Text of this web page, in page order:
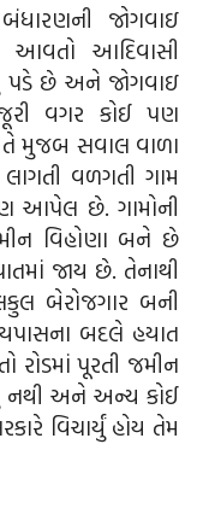
જોગવાઇ
આવતો આદિવાસી
પડે છે અને જોગવાઇ
વગર કોઈ પણ
મુજબ સવાલ વાળા
વળગતી ગામ
આપેલ છે. ગામોની
વિહોણા બને છે
જાય છે. તેનાથી
બેરોજગાર બની
બદલે હયાત
પૂરતી જમીન
નથી અને અન્ય કોઈ
વિચાર્યું હોય તેમ